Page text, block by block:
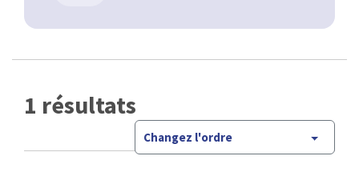
1 résultats
Changez l'ordre